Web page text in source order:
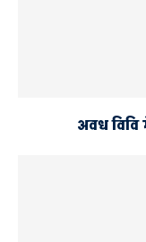
अवध